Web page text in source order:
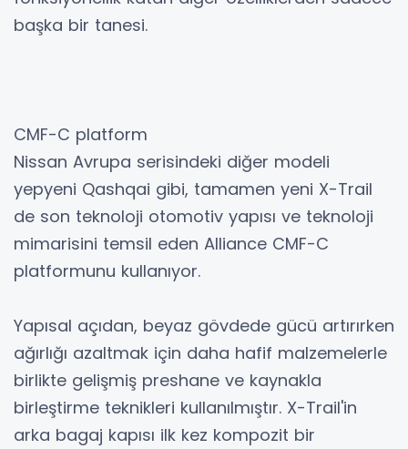
başka bir tanesi.
CMF-C platform
Nissan Avrupa serisindeki diğer modeli
yepyeni Qashqai gibi, tamamen yeni X-Trail
de son teknoloji otomotiv yapısı ve teknoloji
mimarisini temsil eden Alliance CMF-C
platformunu kullanıyor.
Yapısal açıdan, beyaz gövdede gücü artırırken
ağırlığı azaltmak için daha hafif malzemelerle
birlikte gelişmiş preshane ve kaynakla
birleştirme teknikleri kullanılmıştır. X-Trail'in
arka bagaj kapısı ilk kez kompozit bir